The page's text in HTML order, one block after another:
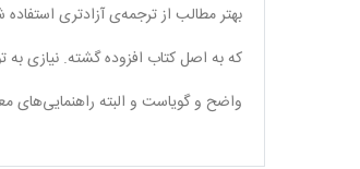
بهتر مطالب از ترجمه‌ی آزاد‌تری
که به اصل کتاب افزوده گشته. نیازی به
واضح و گویاست و البته راهنمایی‌های